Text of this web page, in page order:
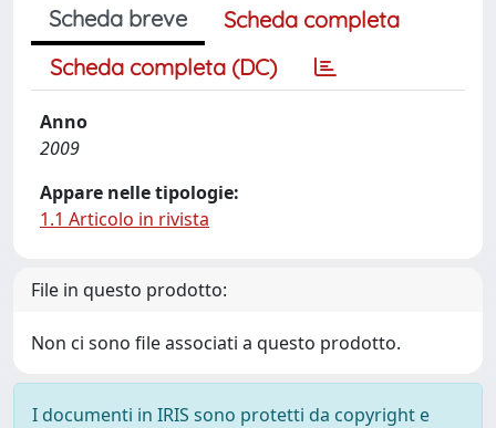
Scheda breve
Scheda completa
Scheda completa (DC)
Anno
2009
Appare nelle tipologie:
1.1 Articolo in rivista
File in questo prodotto:
Non ci sono file associati a questo prodotto.
I documenti in IRIS sono protetti da copyright e